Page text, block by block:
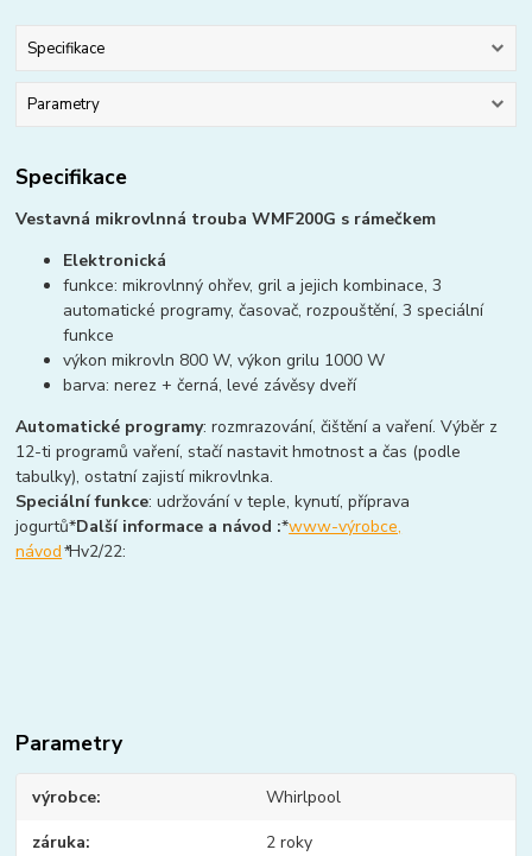
Specifikace
Parametry
Specifikace
Vestavná mikrovlnná trouba WMF200G s rámečkem
Elektronická
funkce: mikrovlnný ohřev, gril a jejich kombinace, 3
automatické programy, časovač, rozpouštění, 3 speciální
funkce
výkon mikrovln 800 W, výkon grilu 1000 W
barva: nerez + černá, levé závěsy dveří
Automatické programy: rozmrazování, čištění a vaření. Výběr z
12-ti programů vaření, stačí nastavit hmotnost a čas (podle
tabulky), ostatní zajistí mikrovlnka.
Speciální funkce: udržování v teple, kynutí, příprava
jogurtů*Další informace a návod :*www-výrobce,
návod*Hv2/22:
Parametry
výrobce Whirlpool
záruka 2 roky